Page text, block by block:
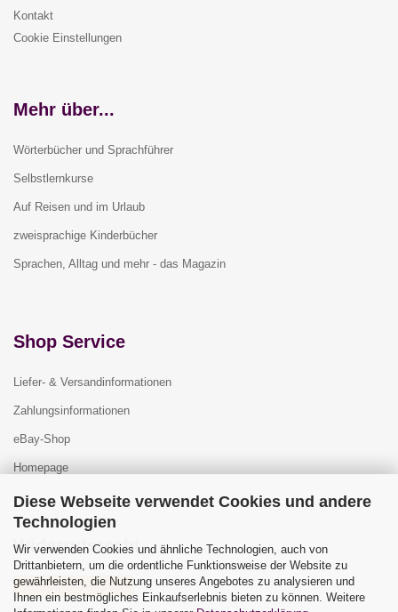
Diese Webseite verwendet Cookies und andere
Technologien
Wir verwenden Cookies und ähnliche Technologien, auch von
Drittanbietern, um die ordentliche Funktionsweise der Website zu
gewährleisten, die Nutzung unseres Angebotes zu analysieren und
Ihnen ein bestmögliches Einkaufserlebnis bieten zu können. Weitere
Kontakt
Cookie Einstellungen
Mehr über...
Wörterbücher und Sprachführer
Selbstlernkurse
Auf Reisen und im Urlaub
zweisprachige Kinderbücher
Sprachen, Alltag und mehr - das Magazin
Shop Service
Liefer- & Versandinformationen
Zahlungsinformationen
eBay-Shop
Homepage
Widerrufsrecht
Vertrag widerrufen